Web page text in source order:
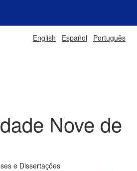
English Español Português
Nove de
e Dissertações